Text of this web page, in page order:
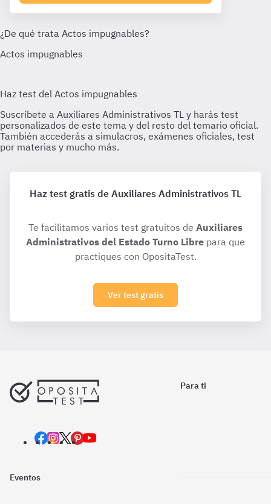
Haz test gratis de Auxiliares Administrativos TL
Te facilitamos varios test gratuitos de Auxiliares
Administrativos del Estado Turno Libre para que
practiques con OpositaTest.
Ver test gratis
Para ti
Eventos